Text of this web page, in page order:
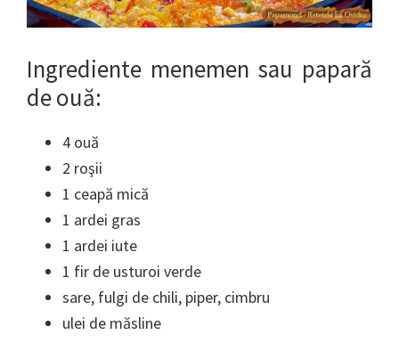
Ingrediente menemen sau papară
de ouă:
4 ouă
2 roşii
1 ceapă mică
1 ardei gras
1 ardei iute
1 fir de usturoi verde
sare, fulgi de chili, piper, cimbru
ulei de măsline